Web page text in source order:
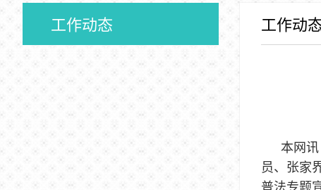
工作动态 工作动
本网
员、张家